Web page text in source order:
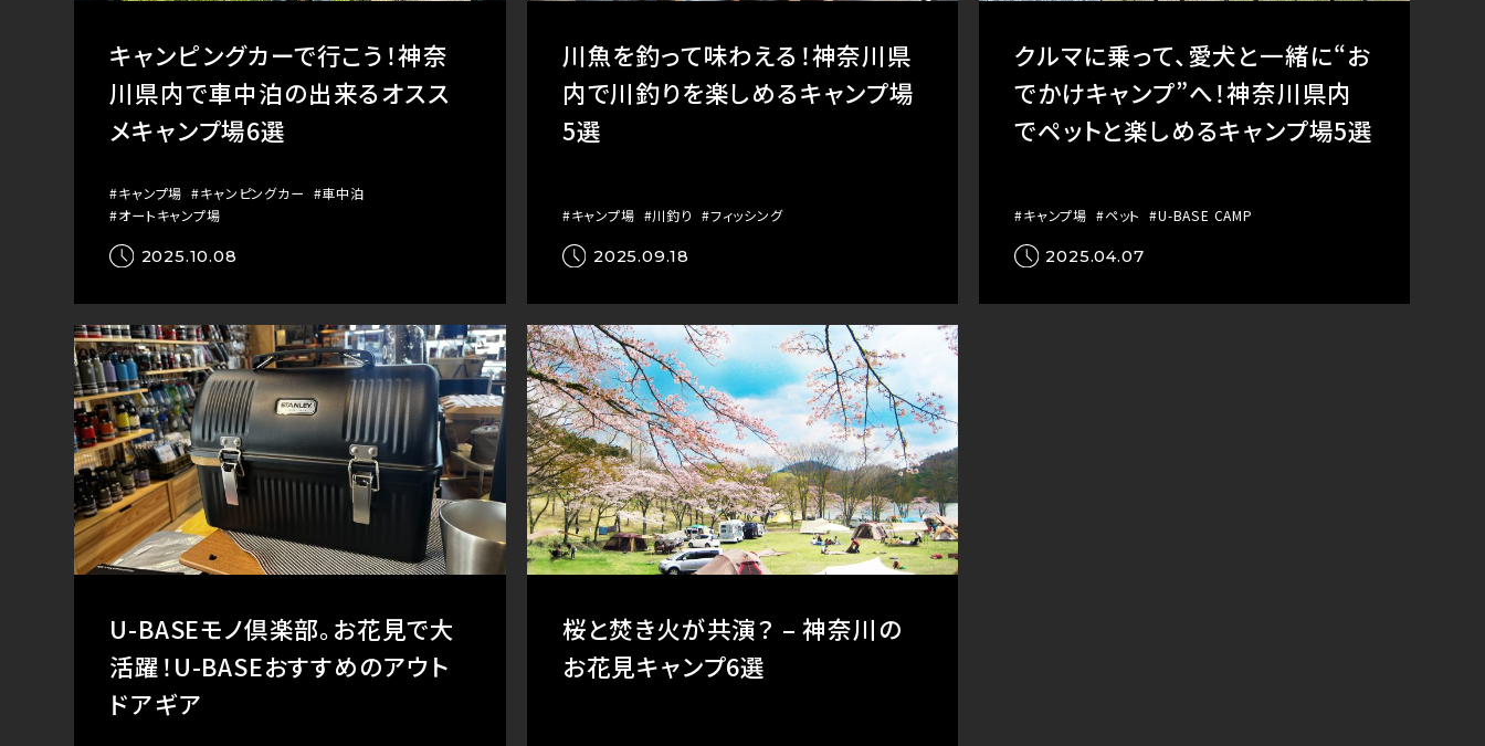
キャンピングカーで行こう！神奈
川県内で車中泊の出来るオスス
メキャンプ場6選
#キャンプ場 #キャンピングカー #車中泊
#オートキャンプ場
2025.10.08
川魚を釣って味わえる！神奈川県
内で川釣りを楽しめるキャンプ場
5選
#キャンプ場 #川釣り #フィッシング
2025.09.18
クルマに乗って、愛犬と一緒に“お
でかけキャンプ”へ！神奈川県内
でペットと楽しめるキャンプ場5選
#キャンプ場 #ペット #U-BASE CAMP
2025.04.07
U-BASEモノ倶楽部。お花見で大
活躍！U-BASEおすすめのアウト
ドアギア
桜と焚き火が共演？ – 神奈川の
お花見キャンプ6選